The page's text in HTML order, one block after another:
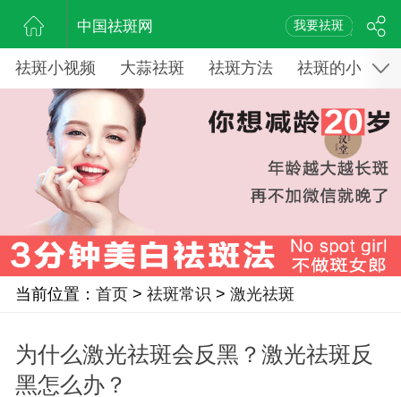
中国祛斑网 我要祛斑
祛斑小视频 大蒜祛斑 祛斑方法 祛斑的小窍门
当前位置： 首页> 祛斑常识 > 激光祛斑
为什么激光祛斑会反黑？激光祛斑反
黑怎么办？